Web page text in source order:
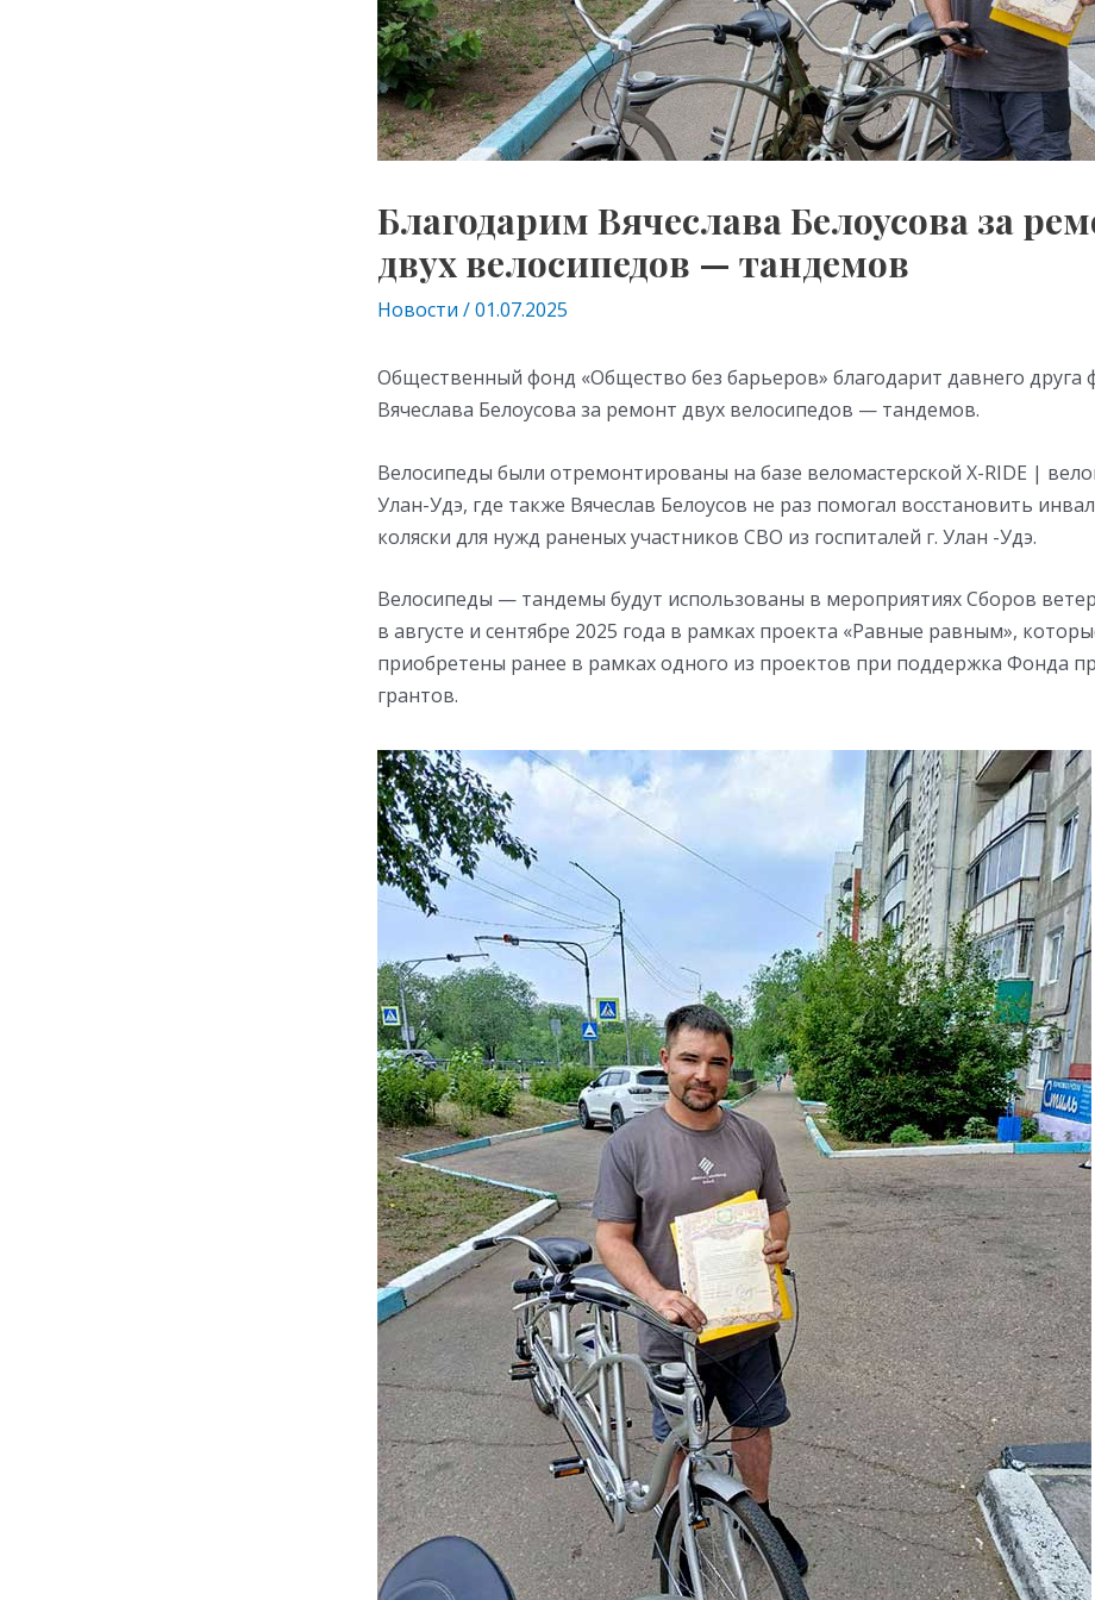
Благодарим Вячеслава Белоусова за
двух велосипедов — тандемов
Новости /01.07.2025
Общественный фонд «Общество без барьеров» благодарит давнего друга
Вячеслава Белоусова за ремонт двух велосипедов — тандемов.
Велосипеды были отремонтированы на базе веломастерской X-RIDE |
Улан-Удэ, где также Вячеслав Белоусов не раз помогал восстановить
коляски для нужд раненых участников СВО из госпиталей г. Улан -Удэ.
Велосипеды — тандемы будут использованы в мероприятиях Сборов
в августе и сентябре 2025 года в рамках проекта «Равные равным»,
приобретены ранее в рамках одного из проектов при поддержка Фонда
грантов.